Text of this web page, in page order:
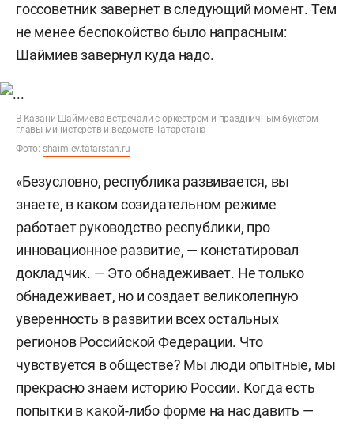
госсоветник завернет в следующий момент. Тем
не менее беспокойство было напрасным:
Шаймиев завернул куда надо.
В Казани Шаймиева встречали с оркестром и праздничным букетом
главы министерств и ведомств Татарстана
Фото: shaimiev.tatarstan.ru
«Безусловно, республика развивается, вы
знаете, в каком созидательном режиме
работает руководство республики, про
инновационное развитие, — констатировал
докладчик. — Это обнадеживает. Не только
обнадеживает, но и создает великолепную
уверенность в развитии всех остальных
регионов Российской Федерации. Что
чувствуется в обществе? Мы люди опытные, мы
прекрасно знаем историю России. Когда есть
попытки в какой-либо форме на нас давить —